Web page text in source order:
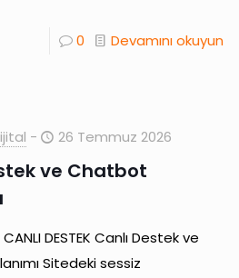
0 Devamını okuyun
- 26 Temmuz 2026
ve Chatbot
CANLI DESTEK Canlı Destek ve
Sitedeki sessiz